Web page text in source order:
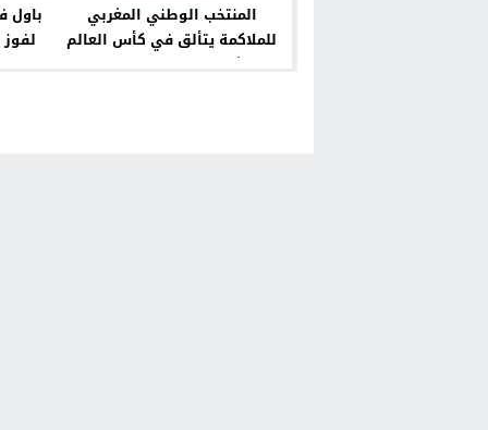
المنتخب الوطني المغربي
للملاكمة يتألق في كأس العالم
للشباب 2026 في بانكوك
باول